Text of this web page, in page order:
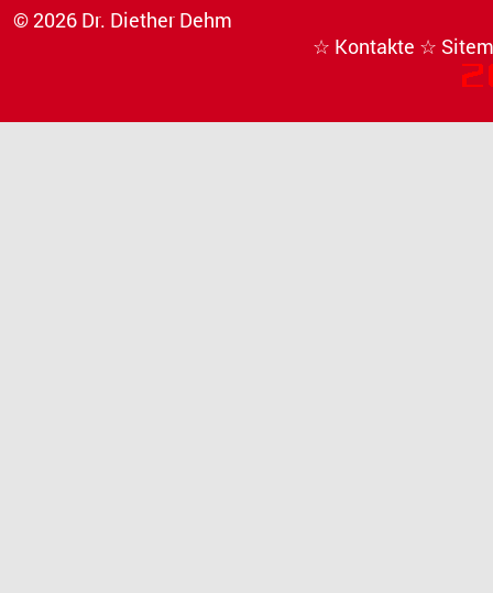
© 2026 Dr. Diether Dehm
☆ Kontakte ☆